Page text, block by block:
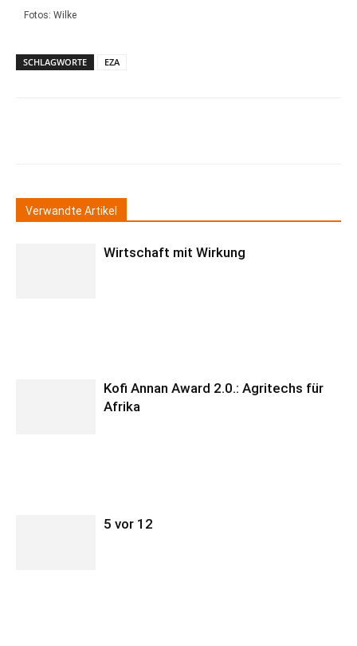
Fotos: Wilke
SCHLAGWORTE EZA
Verwandte Artikel
Wirtschaft mit Wirkung
Kofi Annan Award 2.0.: Agritechs für
Afrika
5 vor 12